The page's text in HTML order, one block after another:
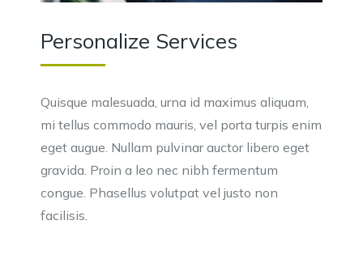
Personalize Services
Quisque malesuada, urna id maximus aliquam,
mi tellus commodo mauris, vel porta turpis enim
eget augue. Nullam pulvinar auctor libero eget
gravida. Proin a leo nec nibh fermentum
congue. Phasellus volutpat vel justo non
facilisis.